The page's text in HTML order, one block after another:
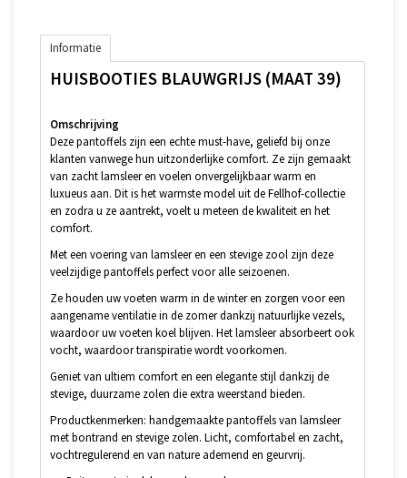
Informatie
HUISBOOTIES BLAUWGRIJS (MAAT 39)
Omschrijving
Deze pantoffels zijn een echte must-have, geliefd bij onze
klanten vanwege hun uitzonderlijke comfort. Ze zijn gemaakt
van zacht lamsleer en voelen onvergelijkbaar warm en
luxueus aan. Dit is het warmste model uit de Fellhof-collectie
en zodra u ze aantrekt, voelt u meteen de kwaliteit en het
comfort.
Met een voering van lamsleer en een stevige zool zijn deze
veelzijdige pantoffels perfect voor alle seizoenen.
Ze houden uw voeten warm in de winter en zorgen voor een
aangename ventilatie in de zomer dankzij natuurlijke vezels,
waardoor uw voeten koel blijven. Het lamsleer absorbeert ook
vocht, waardoor transpiratie wordt voorkomen.
Geniet van ultiem comfort en een elegante stijl dankzij de
stevige, duurzame zolen die extra weerstand bieden.
Productkenmerken: handgemaakte pantoffels van lamsleer
met bontrand en stevige zolen. Licht, comfortabel en zacht,
vochtregulerend en van nature ademend en geurvrij.